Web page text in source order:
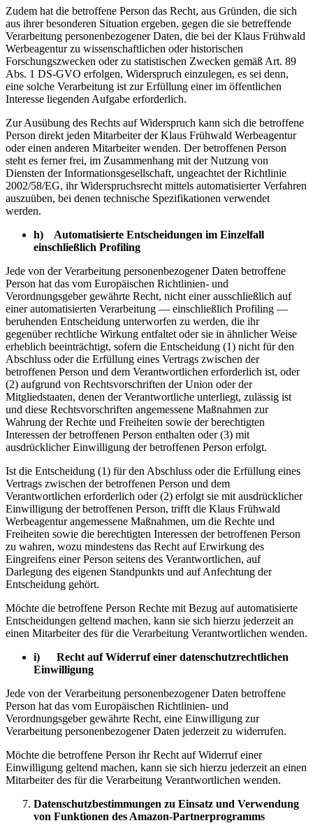
Zudem hat die betroffene Person das Recht, aus Gründen, die sich
aus ihrer besonderen Situation ergeben, gegen die sie betreffende
Verarbeitung personenbezogener Daten, die bei der Klaus Frühwald
Werbeagentur zu wissenschaftlichen oder historischen
Forschungszwecken oder zu statistischen Zwecken gemäß Art. 89
Abs. 1 DS-GVO erfolgen, Widerspruch einzulegen, es sei denn,
eine solche Verarbeitung ist zur Erfüllung einer im öffentlichen
Interesse liegenden Aufgabe erforderlich.
Zur Ausübung des Rechts auf Widerspruch kann sich die betroffene
Person direkt jeden Mitarbeiter der Klaus Frühwald Werbeagentur
oder einen anderen Mitarbeiter wenden. Der betroffenen Person
steht es ferner frei, im Zusammenhang mit der Nutzung von
Diensten der Informationsgesellschaft, ungeachtet der Richtlinie
2002/58/EG, ihr Widerspruchsrecht mittels automatisierter Verfahren
auszuüben, bei denen technische Spezifikationen verwendet
werden.
h) Automatisierte Entscheidungen im Einzelfall
einschließlich Profiling
Jede von der Verarbeitung personenbezogener Daten betroffene
Person hat das vom Europäischen Richtlinien- und
Verordnungsgeber gewährte Recht, nicht einer ausschließlich auf
einer automatisierten Verarbeitung — einschließlich Profiling —
beruhenden Entscheidung unterworfen zu werden, die ihr
gegenüber rechtliche Wirkung entfaltet oder sie in ähnlicher Weise
erheblich beeinträchtigt, sofern die Entscheidung (1) nicht für den
Abschluss oder die Erfüllung eines Vertrags zwischen der
betroffenen Person und dem Verantwortlichen erforderlich ist, oder
(2) aufgrund von Rechtsvorschriften der Union oder der
Mitgliedstaaten, denen der Verantwortliche unterliegt, zulässig ist
und diese Rechtsvorschriften angemessene Maßnahmen zur
Wahrung der Rechte und Freiheiten sowie der berechtigten
Interessen der betroffenen Person enthalten oder (3) mit
ausdrücklicher Einwilligung der betroffenen Person erfolgt.
Ist die Entscheidung (1) für den Abschluss oder die Erfüllung eines
Vertrags zwischen der betroffenen Person und dem
Verantwortlichen erforderlich oder (2) erfolgt sie mit ausdrücklicher
Einwilligung der betroffenen Person, trifft die Klaus Frühwald
Werbeagentur angemessene Maßnahmen, um die Rechte und
Freiheiten sowie die berechtigten Interessen der betroffenen Person
zu wahren, wozu mindestens das Recht auf Erwirkung des
Eingreifens einer Person seitens des Verantwortlichen, auf
Darlegung des eigenen Standpunkts und auf Anfechtung der
Entscheidung gehört.
Möchte die betroffene Person Rechte mit Bezug auf automatisierte
Entscheidungen geltend machen, kann sie sich hierzu jederzeit an
einen Mitarbeiter des für die Verarbeitung Verantwortlichen wenden.
i) Recht auf Widerruf einer datenschutzrechtlichen
Einwilligung
Jede von der Verarbeitung personenbezogener Daten betroffene
Person hat das vom Europäischen Richtlinien- und
Verordnungsgeber gewährte Recht, eine Einwilligung zur
Verarbeitung personenbezogener Daten jederzeit zu widerrufen.
Möchte die betroffene Person ihr Recht auf Widerruf einer
Einwilligung geltend machen, kann sie sich hierzu jederzeit an einen
Mitarbeiter des für die Verarbeitung Verantwortlichen wenden.
Datenschutzbestimmungen zu Einsatz und Verwendung
von Funktionen des Amazon-Partnerprogramms